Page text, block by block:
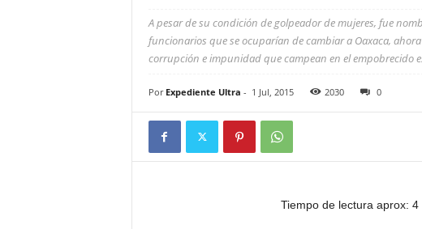
A pesar de su condición de golpeador de mujeres, fue
funcionarios que se ocuparían de cambiar a Oaxaca,
corrupción e impunidad que campean en el empobrecido
Por Expediente Ultra - 1 Jul, 2015 2030 0
Tiempo de lectura aprox: